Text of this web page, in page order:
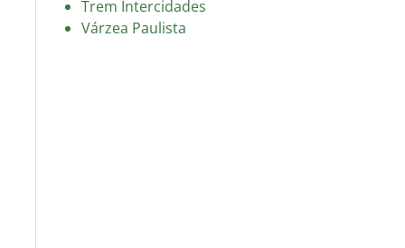
Trem Intercidades
Várzea Paulista